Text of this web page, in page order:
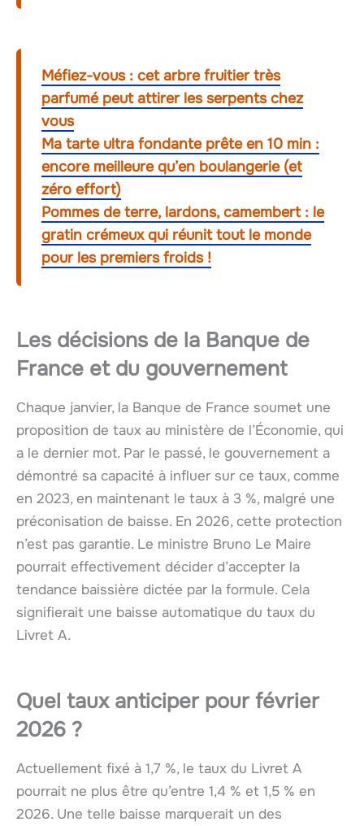
Méfiez-vous : cet arbre fruitier très
parfumé peut attirer les serpents chez
vous
Ma tarte ultra fondante prête en 10 min :
encore meilleure qu’en boulangerie (et
zéro effort)
Pommes de terre, lardons, camembert : le
gratin crémeux qui réunit tout le monde
pour les premiers froids !
Les décisions de la Banque de
France et du gouvernement
Chaque janvier, la Banque de France soumet une
proposition de taux au ministère de l’Économie, qui
a le dernier mot. Par le passé, le gouvernement a
démontré sa capacité à influer sur ce taux, comme
en 2023, en maintenant le taux à 3 %, malgré une
préconisation de baisse. En 2026, cette protection
n’est pas garantie. Le ministre Bruno Le Maire
pourrait effectivement décider d’accepter la
tendance baissière dictée par la formule. Cela
signifierait une baisse automatique du taux du
Livret A.
Quel taux anticiper pour février
2026 ?
Actuellement fixé à 1,7 %, le taux du Livret A
pourrait ne plus être qu’entre 1,4 % et 1,5 % en
2026. Une telle baisse marquerait un des